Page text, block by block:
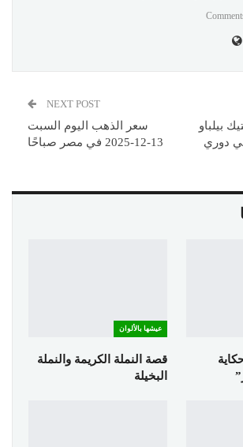
بيلباو
دوري
NEXT POST
سعر الذهب اليوم السبت
13-12-2025 في مصر صباحًا
عيشها بالألوان
قصة النملة الكريمة والنملة
البخيلة